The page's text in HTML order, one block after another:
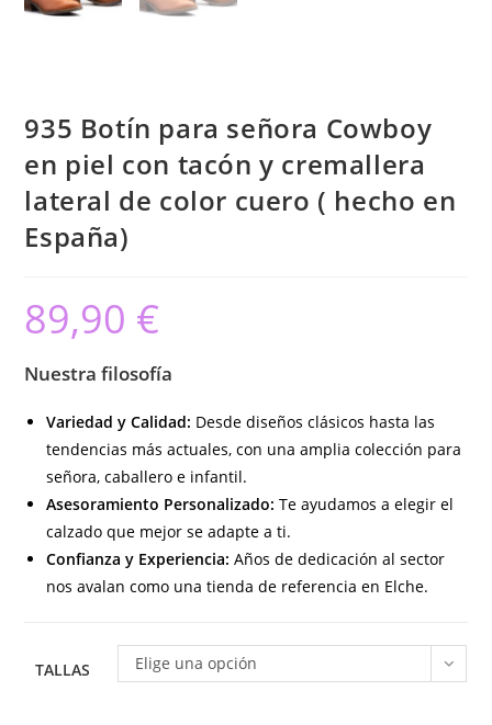
935 Botín para señora Cowboy
en piel con tacón y cremallera
lateral de color cuero ( hecho en
España)
89,90 €
Nuestra filosofía
Variedad y Calidad: Desde diseños clásicos hasta las
tendencias más actuales, con una amplia colección para
señora, caballero e infantil.
Asesoramiento Personalizado: Te ayudamos a elegir el
calzado que mejor se adapte a ti.
Confianza y Experiencia: Años de dedicación al sector
nos avalan como una tienda de referencia en Elche.
TALLAS Elige una opción